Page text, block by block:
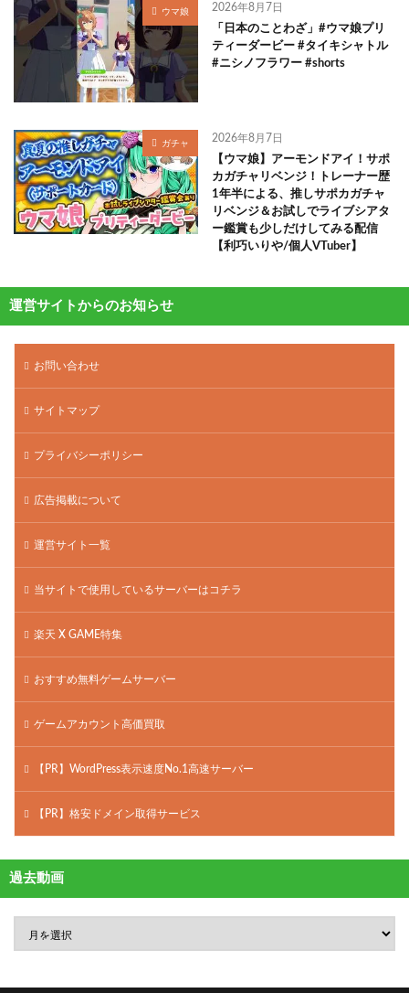
ウマ娘 2026年8月7日
「日本のことわざ」#ウマ娘プリ
ティーダービー #タイキシャトル
#ニシノフラワー #shorts
ガチャ 2026年8月7日
【ウマ娘】アーモンドアイ！サポ
カガチャリベンジ！トレーナー歴
1年半による、推しサポカガチャ
リベンジ＆お試しでライブシアタ
ー鑑賞も少しだけしてみる配信
【利巧いりや/個人VTuber】
運営サイトからのお知らせ
お問い合わせ
サイトマップ
プライバシーポリシー
広告掲載について
運営サイト一覧
当サイトで使用しているサーバーはコチラ
楽天 X GAME特集
おすすめ無料ゲームサーバー
ゲームアカウント高価買取
【PR】WordPress表示速度No.1高速サーバー
【PR】格安ドメイン取得サービス
過去動画